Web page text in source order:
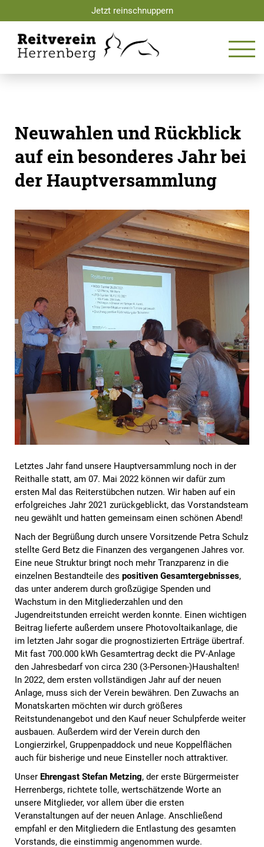
Jetzt reinschnuppern
Neuwahlen und Rückblick
auf ein besonderes Jahr bei
der Hauptversammlung
Letztes Jahr fand unsere Hauptversammlung noch in der
Reithalle statt, am 07. Mai 2022 können wir dafür zum
ersten Mal das Reiterstübchen nutzen. Wir haben auf ein
erfolgreiches Jahr 2021 zurückgeblickt, das Vorstandsteam
neu gewählt und hatten gemeinsam einen schönen Abend!
Nach der Begrüßung durch unsere Vorsitzende Petra Schulz
stellte Gerd Betz die Finanzen des vergangenen Jahres vor.
Eine neue Struktur bringt noch mehr Tranzparenz in die
einzelnen Bestandteile des positiven Gesamtergebnisses,
das unter anderem durch großzügige Spenden und
Wachstum in den Mitgliederzahlen und den
Jugendreitstunden erreicht werden konnte. Einen wichtigen
Beitrag lieferte außerdem unsere Photovoltaikanlage, die
im letzten Jahr sogar die prognostizierten Erträge übertraf.
Mit fast 700.000 kWh Gesamtertrag deckt die PV-Anlage
den Jahresbedarf von circa 230 (3-Personen-)Haushalten!
In 2022, dem ersten vollständigen Jahr auf der neuen
Anlage, muss sich der Verein bewähren. Den Zuwachs an
Monatskarten möchten wir durch größeres
Reitstundenangebot und den Kauf neuer Schulpferde weiter
ausbauen. Außerdem wird der Verein durch den
Longierzirkel, Gruppenpaddock und neue Koppelflächen
auch für bisherige und neue Einsteller noch attraktiver.
Unser Ehrengast Stefan Metzing, der erste Bürgermeister
Herrenbergs, richtete tolle, wertschätzende Worte an
unsere Mitglieder, vor allem über die ersten
Veranstaltungen auf der neuen Anlage. Anschließend
empfahl er den Mitgliedern die Entlastung des gesamten
Vorstands, die einstimmig angenommen wurde.